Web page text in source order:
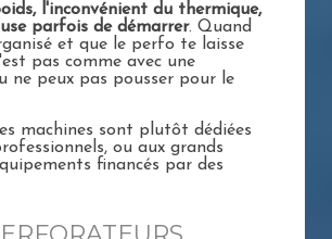
l'inconvénient du thermique,
parfois de démarrer. Quand
et que le perfo te laisse
pas comme avec une
ne peux pas pousser pour le
machines sont plutôt dédiées
ou aux grands
financés par des